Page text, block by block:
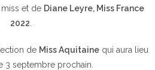
et de Diane Leyre, Miss France
2022
de Miss Aquitainequi aura lieu
3 septembre prochain.